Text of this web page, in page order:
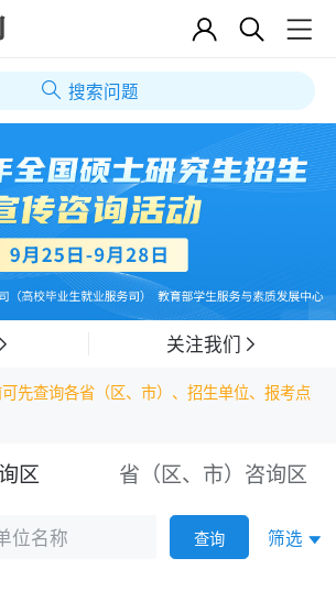
搜索问题
关注我们
先查询各省（区、市）、招生单位、报考点
区 省（区、市）咨询区
查询 筛选